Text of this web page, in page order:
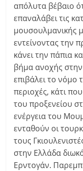
απόλυτα βέβαιο
επαναλάβει τις
μουσουλμανικής
εντείνοντας την
κάνει την πάπια
βήμα ανοχής
επιβάλει το νόμο
περιοχές, κάτι
του προξενείου
ενέργεια του
ενταθούν οι
τους
στην Ελλάδα
Ερντογάν.